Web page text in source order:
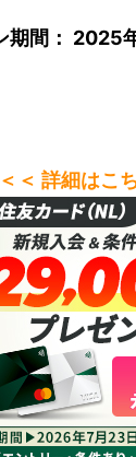
期間： 2025
＜＜ 詳細はこ